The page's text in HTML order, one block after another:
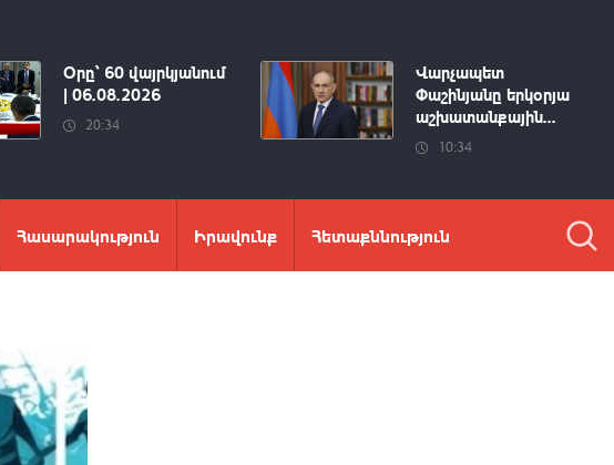
Օրը՝ 60 վայրկյանում
| 06.08.2026
20:34
Վարչապետ
Փաշինյանը երկօրյա
աշխատանքային...
10:34
Հասարակություն Իրավունք Հետաքննություն